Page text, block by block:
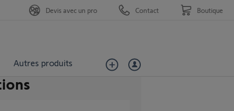
Autres produits
Devis avec un pro Contact Boutique